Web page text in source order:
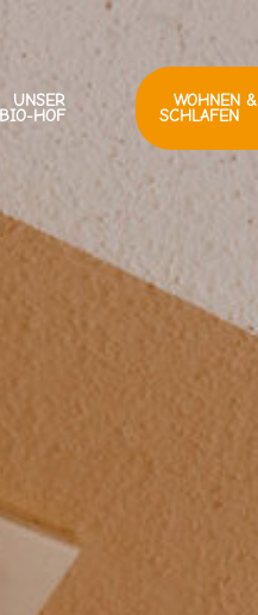
UNSER
BIO-HOF
WOHNEN &
SCHLAFEN